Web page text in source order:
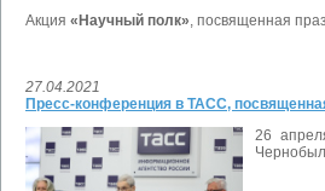
Акция «Научный полк», посвященная
27.04.2021
Пресс-конференция в ТАСС,
26